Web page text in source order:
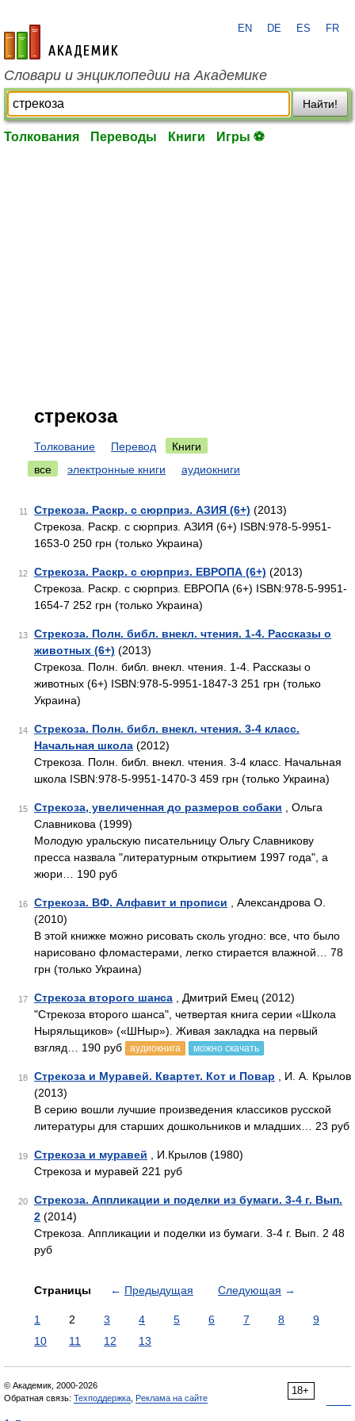
academic.ru
EN DE ES FR
Словари и энциклопедии на Академике
Найти!
Толкования Переводы Книги Игры ⚽
стрекоза
Толкование Перевод
Книги
все
электронные книги аудиокниги
11 Стрекоза. Раскр. с сюрприз. АЗИЯ (6+) (2013)
Стрекоза. Раскр. с сюрприз. АЗИЯ (6+) ISBN:978-5-9951-
1653-0 250 грн (только Украина)
12 Стрекоза. Раскр. с сюрприз. ЕВРОПА (6+) (2013)
Стрекоза. Раскр. с сюрприз. ЕВРОПА (6+) ISBN:978-5-9951-
1654-7 252 грн (только Украина)
13
Стрекоза. Полн. библ. внекл. чтения. 1-4. Рассказы о
животных (6+) (2013)
Стрекоза. Полн. библ. внекл. чтения. 1-4. Рассказы о
животных (6+) ISBN:978-5-9951-1847-3 251 грн (только
Украина)
14
Стрекоза. Полн. библ. внекл. чтения. 3-4 класс.
Начальная школа (2012)
Стрекоза. Полн. библ. внекл. чтения. 3-4 класс. Начальная
школа ISBN:978-5-9951-1470-3 459 грн (только Украина)
15 Стрекоза, увеличенная до размеров собаки , Ольга
Славникова (1999)
Молодую уральскую писательницу Ольгу Славникову
пресса назвала "литературным открытием 1997 года", а
жюри… 190 руб
16 Стрекоза. ВФ. Алфавит и прописи , Александрова О.
(2010)
В этой книжке можно рисовать сколь угодно: все, что было
нарисовано фломастерами, легко стирается влажной… 78
грн (только Украина)
17 Стрекоза второго шанса , Дмитрий Емец (2012)
"Стрекоза второго шанса", четвертая книга серии «Школа
Ныряльщиков» («ШНыр»). Живая закладка на первый
взгляд… 190 руб
аудиокнига можно скачать
18 Стрекоза и Муравей. Квартет. Кот и Повар , И. А. Крылов
(2013)
В серию вошли лучшие произведения классиков русской
литературы для старших дошкольников и младших… 23 руб
19 Стрекоза и муравей , И.Крылов (1980)
Стрекоза и муравей 221 руб
20
Стрекоза. Аппликации и поделки из бумаги. 3-4 г. Вып.
2 (2014)
Стрекоза. Аппликации и поделки из бумаги. 3-4 г. Вып. 2 48
руб
Страницы ← Предыдущая Следующая →
1 2 3 4 5 6 7 8
9
10
11 12 13
18+
© Академик, 2000-2026
Обратная связь: Техподдержка Реклама на сайте